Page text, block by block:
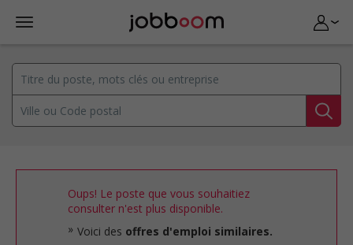
Oups! Le poste que vous souhaitiez
consulter n'est plus disponible.
Voici des offres d'emploi similaires.